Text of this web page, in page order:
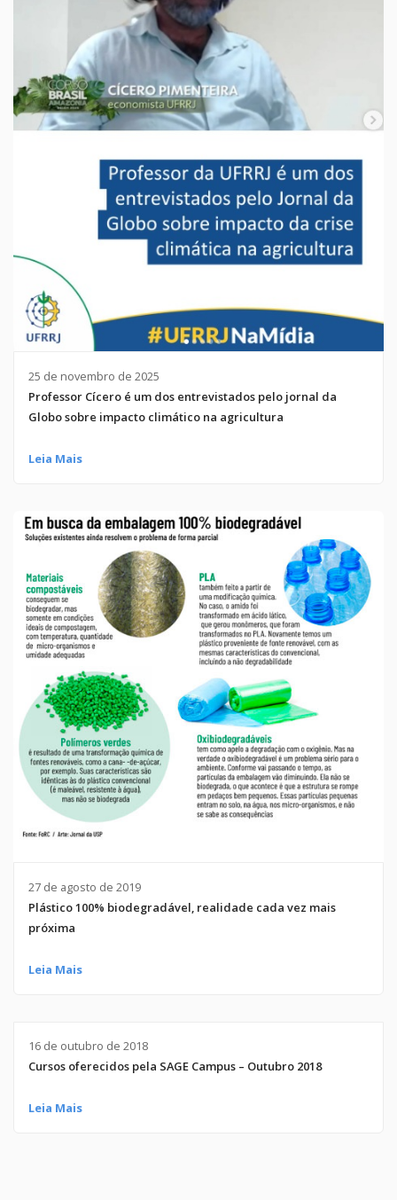
25 de novembro de 2025
Professor Cícero é um dos entrevistados pelo jornal da
Globo sobre impacto climático na agricultura
Leia Mais
27 de agosto de 2019
Plástico 100% biodegradável, realidade cada vez mais
próxima
Leia Mais
16 de outubro de 2018
Cursos oferecidos pela SAGE Campus – Outubro 2018
Leia Mais